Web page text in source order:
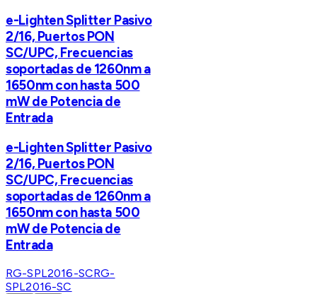
e-Lighten Splitter Pasivo
2/16, Puertos PON
SC/UPC, Frecuencias
soportadas de 1260nm a
1650nm con hasta 500
mW de Potencia de
Entrada
e-Lighten Splitter Pasivo
2/16, Puertos PON
SC/UPC, Frecuencias
soportadas de 1260nm a
1650nm con hasta 500
mW de Potencia de
Entrada
RG-SPL2016-SCRG-
SPL2016-SC